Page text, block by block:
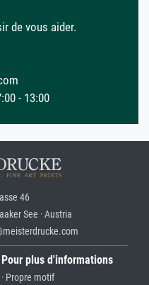
de vous aider.
- 13:00
46
See · Austria
Pour plus d'informations
· Propre motif